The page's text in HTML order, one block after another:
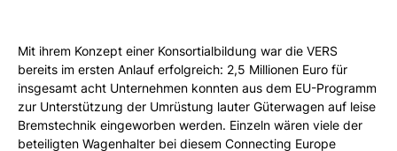
Mit ihrem Konzept einer Konsortialbildung war die VERS
bereits im ersten Anlauf erfolgreich: 2,5 Millionen Euro für
insgesamt acht Unternehmen konnten aus dem EU-Programm
zur Unterstützung der Umrüstung lauter Güterwagen auf leise
Bremstechnik eingeworben werden. Einzeln wären viele der
beteiligten Wagenhalter bei diesem Connecting Europe